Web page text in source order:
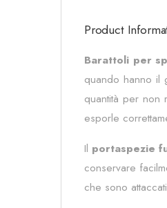
Product
Barattoli per
quando hanno il
quantità per non
esporle
Il portaspezie
conservare
che sono